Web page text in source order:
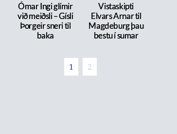
Ómar Ingi glímir
við meiðsli – Gísli
Þorgeir sneri til
baka
Vistaskipti
Elvars Arnar til
Magdeburg þau
bestu í sumar
1 2